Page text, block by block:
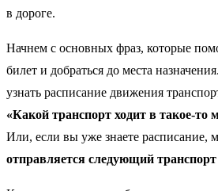
в дороге.
Начнем с основных фраз, которые
билет и добраться до места
узнать расписание движения
«Какой транспорт ходит в такое-то
Или, если вы уже знаете расписание,
отправляется следующий транспорт